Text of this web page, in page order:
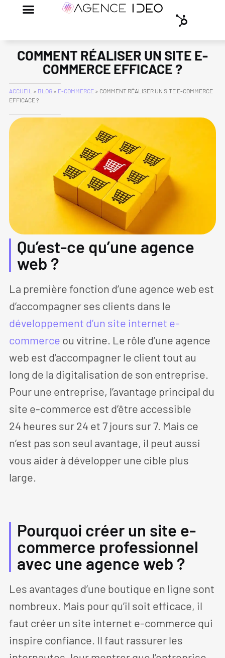
COMMENT RÉALISER UN SITE E-
COMMERCE EFFICACE ?
ACCUEIL » BLOG» E-COMMERCE» COMMENT RÉALISER UN SITE E-COMMERCE
EFFICACE ?
Qu’est-ce qu’une agence
web ?
La première fonction d’une agence web est
d’accompagner ses clients dans le
développement d’un site internet e-
commerce ou vitrine. Le rôle d’une agence
web est d’accompagner le client tout au
long de la digitalisation de son entreprise.
Pour une entreprise, l’avantage principal du
site e-commerce est d’être accessible
24 heures sur 24 et 7 jours sur 7. Mais ce
n’est pas son seul avantage, il peut aussi
vous aider à développer une cible plus
large.
Pourquoi créer un site e-
commerce professionnel
avec une agence web ?
Les avantages d’une boutique en ligne sont
nombreux. Mais pour qu’il soit efficace, il
faut créer un site internet e-commerce qui
inspire confiance. Il faut rassurer les